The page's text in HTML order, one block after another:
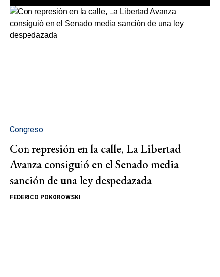
Congreso
Con represión en la calle, La Libertad
Avanza consiguió en el Senado media
sanción de una ley despedazada
FEDERICO POKOROWSKI